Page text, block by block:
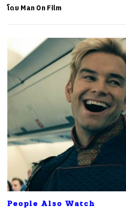
โดย Man On Film
People Also Watch